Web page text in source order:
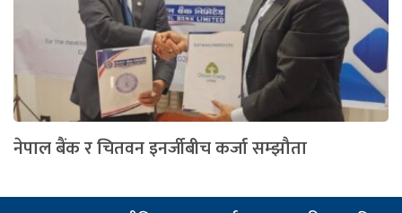
नेपाल बैंक र चितवन इनर्जीबीच कर्जा सम्झौता